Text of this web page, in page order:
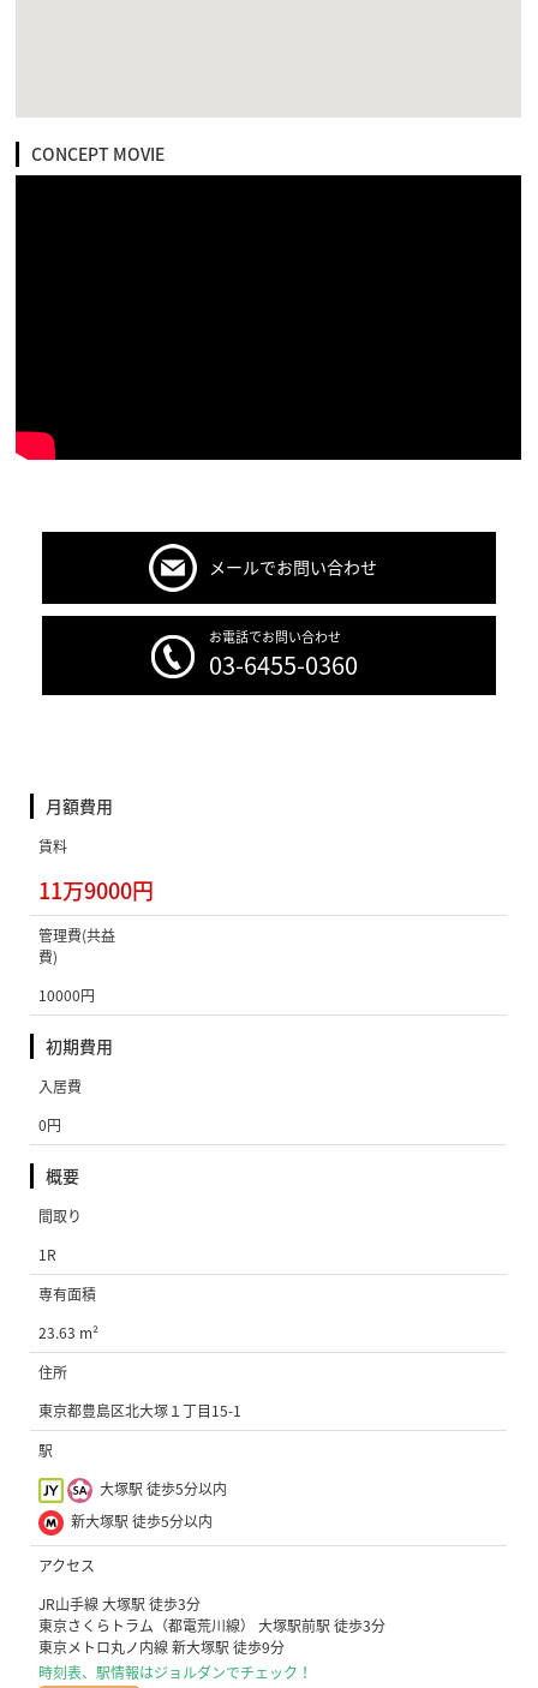
CONCEPT MOVIE
メールでお問い合わせ
お電話でお問い合わせ
03-6455-0360
月額費用
賃料
11万9000円
管理費(共益
費)
10000円
初期費用
入居費
0円
概要
間取り
1R
専有面積
23.63 m²
住所
東京都豊島区北大塚１丁目15-1
駅
大塚駅 徒歩5分以内
新大塚駅 徒歩5分以内
アクセス
JR山手線 大塚駅 徒歩3分
東京さくらトラム（都電荒川線） 大塚駅前駅 徒歩3分
東京メトロ丸ノ内線 新大塚駅 徒歩9分
時刻表、駅情報はジョルダンでチェック！